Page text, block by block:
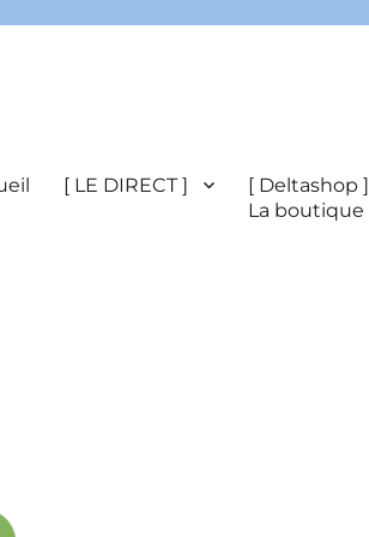
[ LE DIRECT ]
[ Deltashop ]
La boutique